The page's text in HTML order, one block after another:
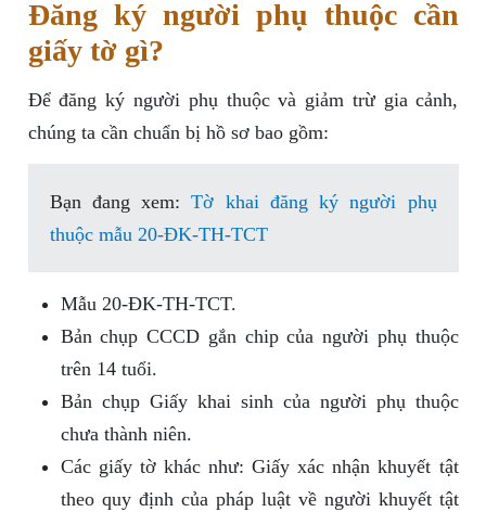
Đăng ký người phụ thuộc cần
giấy tờ gì?
Để đăng ký người phụ thuộc và giảm trừ gia cảnh,
chúng ta cần chuẩn bị hồ sơ bao gồm:
Bạn đang xem:Tờ khai đăng ký người phụ
thuộc mẫu 20-ĐK-TH-TCT
Mẫu 20-ĐK-TH-TCT.
Bản chụp CCCD gắn chip của người phụ thuộc
trên 14 tuổi.
Bản chụp Giấy khai sinh của người phụ thuộc
chưa thành niên.
Các giấy tờ khác như: Giấy xác nhận khuyết tật
theo quy định của pháp luật về người khuyết tật